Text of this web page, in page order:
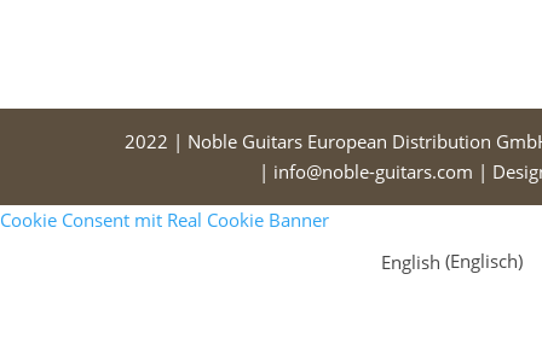
2022 | Noble Guitars European Distribution
| info@noble-guitars.com |
Cookie Consent mit Real Cookie Banner
English (Englisch)